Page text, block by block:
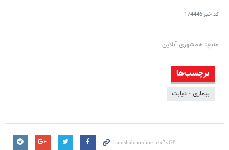
کد خبر174446
منبع: همشهری آنلاین
برچسب‌ها
بیماری - دیابت